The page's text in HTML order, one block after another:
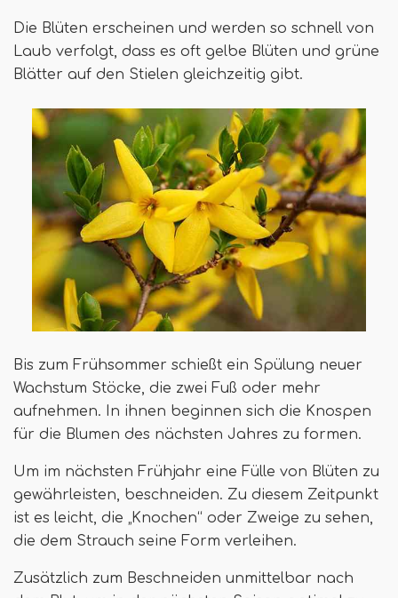
Die Blüten erscheinen und werden so schnell von
Laub verfolgt, dass es oft gelbe Blüten und grüne
Blätter auf den Stielen gleichzeitig gibt.
Bis zum Frühsommer schießt ein Spülung neuer
Wachstum Stöcke, die zwei Fuß oder mehr
aufnehmen. In ihnen beginnen sich die Knospen
für die Blumen des nächsten Jahres zu formen.
Um im nächsten Frühjahr eine Fülle von Blüten zu
gewährleisten, beschneiden. Zu diesem Zeitpunkt
ist es leicht, die „Knochen“ oder Zweige zu sehen,
die dem Strauch seine Form verleihen.
Zusätzlich zum Beschneiden unmittelbar nach